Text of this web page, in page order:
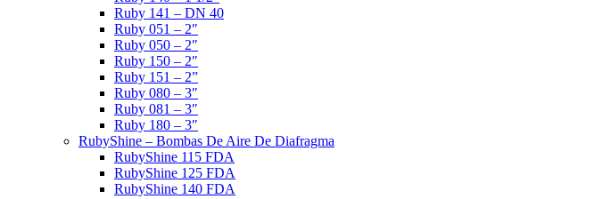
Ruby 141 – DN 40
Ruby 051 – 2″
Ruby 050 – 2″
Ruby 150 – 2″
Ruby 151 – 2”
Ruby 080 – 3″
Ruby 081 – 3″
Ruby 180 – 3″
RubyShine – Bombas De Aire De Diafragma
RubyShine 115 FDA
RubyShine 125 FDA
RubyShine 140 FDA